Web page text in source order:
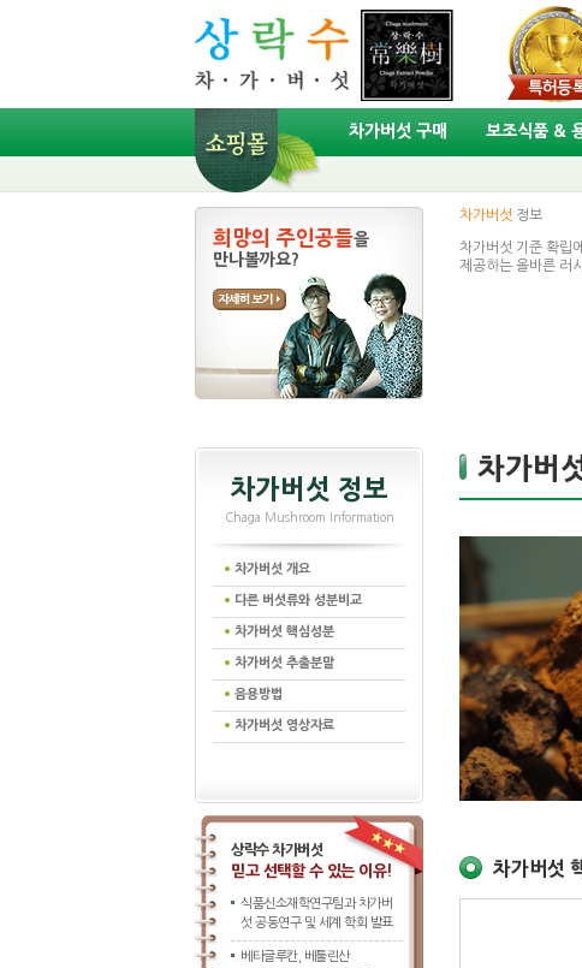
차가버섯 구매 보조식품 &
희망의 주인공들을
만나볼까요?
차가버섯 정보
차가버섯 기준 확립
제공하는 올바른 러
차가버섯 정보
Chaga Mushroom Information
차가버섯 개요
다른 버섯류와 성분비교
차가버섯 핵심성분
차가버섯 추출분말
음용방법
차가버섯 영상자료
상락수 차가버섯
믿고 선택할 수 있는 이유!
식품신소재학연구팀과 차가버
섯 공동연구 및 세계 학회 발표
베타글루칸, 베툴린산
차가버
차가버섯